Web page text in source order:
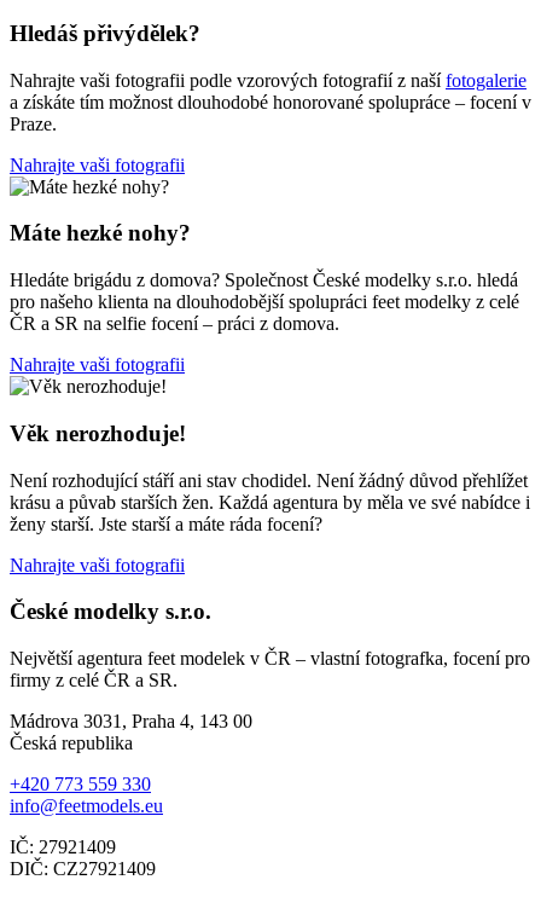
Hledáš přivýdělek?
Nahrajte vaši fotografii podle vzorových fotografií z našífotogalerie
a získáte tím možnost dlouhodobé honorované spolupráce – focení v
Praze.
Nahrajte vaši fotografii
Máte hezké nohy?
Hledáte brigádu z domova? Společnost České modelky s.r.o. hledá
pro našeho klienta na dlouhodobější spolupráci feet modelky z celé
ČR a SR na selfie focení – práci z domova.
Nahrajte vaši fotografii
Věk nerozhoduje!
Není rozhodující stáří ani stav chodidel. Není žádný důvod přehlížet
krásu a půvab starších žen. Každá agentura by měla ve své nabídce i
ženy starší. Jste starší a máte ráda focení?
Nahrajte vaši fotografii
České modelky s.r.o.
Největší agentura feet modelek v ČR – vlastní fotografka, focení pro
firmy z celé ČR a SR.
Mádrova 3031, Praha 4, 143 00
Česká republika
+420 773 559 330
info@feetmodels.eu
IČ: 27921409
DIČ: CZ27921409